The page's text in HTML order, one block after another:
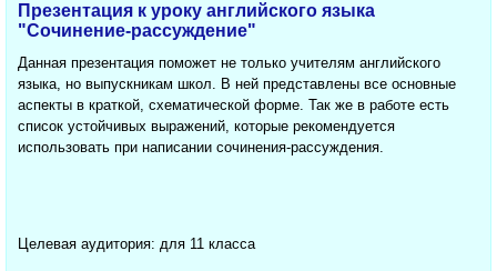
Презентация к уроку английского языка
"Сочинение-рассуждение"
Данная презентация поможет не только учителям английского
языка, но выпускникам школ. В ней представлены все основные
аспекты в краткой, схематической форме. Так же в работе есть
список устойчивых выражений, которые рекомендуется
использовать при написании сочинения-рассуждения.
Целевая аудитория: для 11 класса